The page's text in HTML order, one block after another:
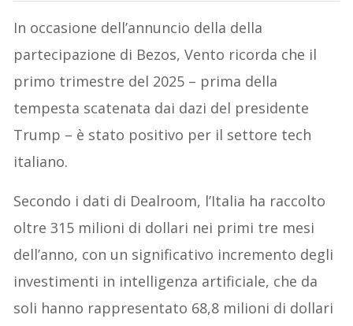
In occasione dell’annuncio della della
partecipazione di Bezos, Vento ricorda che il
primo trimestre del 2025 – prima della
tempesta scatenata dai dazi del presidente
Trump – è stato positivo per il settore tech
italiano.
Secondo i dati di Dealroom, l’Italia ha raccolto
oltre 315 milioni di dollari nei primi tre mesi
dell’anno, con un significativo incremento degli
investimenti in intelligenza artificiale, che da
soli hanno rappresentato 68,8 milioni di dollari